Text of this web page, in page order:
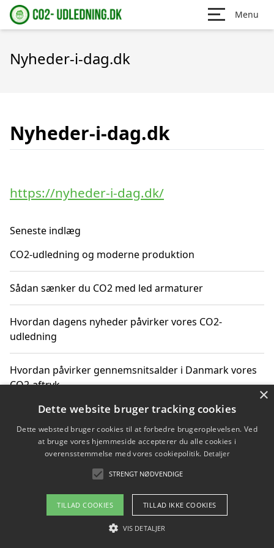
Menu
Nyheder-i-dag.dk
Nyheder-i-dag.dk
https://nyheder-i-dag.dk/
Seneste indlæg
CO2-udledning og moderne produktion
Sådan sænker du CO2 med led armaturer
Hvordan dagens nyheder påvirker vores CO2-
udledning
Hvordan påvirker gennemsnitsalder i Danmark vores
CO2-aftryk
Hvordan nyheder om CO2-udledning påvirker vores
hverdag
Om / kontakt
Blog Betingelser
×
Dette website bruger tracking cookies
Dette websted bruger cookies til at forbedre brugeroplevelsen. Ved
at bruge vores hjemmeside accepterer du alle cookies i
overensstemmelse med vores cookiepolitik. Detaljer
STRENGT NØDVENDIGE
TILLAD COOKIES TILLAD IKKE COOKIES
VIS DETALJER